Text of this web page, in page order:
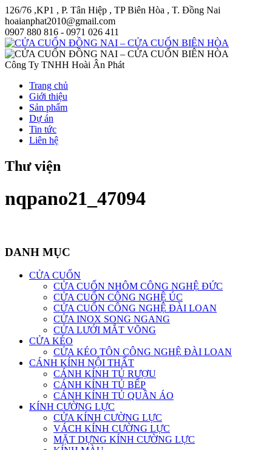
126/76 ,KP1 , P. Tân Hiệp , TP Biên Hòa , T. Đồng Nai
hoaianphat2010@gmail.com
0907 880 816 - 0971 026 411
Công Ty TNHH Hoài Ân Phát
Trang chủ
Giới thiệu
Sản phẩm
Dự án
Tin tức
Liên hệ
Thư viện
nqpano21_47094
DANH MỤC
CỬA CUỐN
CỬA CUỐN NHÔM CÔNG NGHỆ ĐỨC
CỬA CUỐN CÔNG NGHỆ ÚC
CỬA CUỐN CÔNG NGHỆ ĐÀI LOAN
CỬA INOX SONG NGANG
CỬA LƯỚI MẮT VÕNG
CỬA KÉO
CỬA KÉO TÔN CÔNG NGHỆ ĐÀI LOAN
CÁNH KÍNH NỘI THẤT
CÁNH KÍNH TỦ RƯỢU
CÁNH KÍNH TỦ BẾP
CÁNH KÍNH TỦ QUẦN ÁO
KÍNH CƯỜNG LỰC
CỬA KÍNH CƯỜNG LỰC
VÁCH KÍNH CƯỜNG LỰC
MẶT DỰNG KÍNH CƯỜNG LỰC